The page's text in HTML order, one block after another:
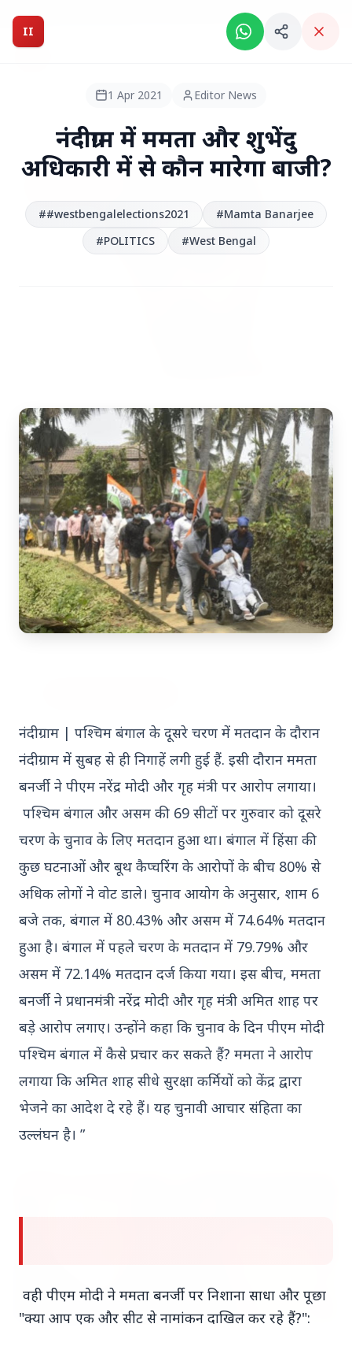
Breaking News: Intelligent India Magazine is now live.
II
HEADLINES
7 Jun 2026
अंशुल कुंचा कौन थे? अमेरिका में
'फर्जी' पिज्जा ऑर्डर डिलीवर करते हुए
भारतीय युवक की गोली मारकर हत्या,
परिवार का आरोप - "ट्रैप था"
अमेरिका में 'फर्जी' पिज्जा ऑर्डर डिलीवर करते हुए
भारतीय युवक की गोली मारकर हत्या, परिवार का
आरोप - "ट्रैप था" एक चौंकान...
Top Stories
TOP STORIES
7 Jun 2026
गोंद कतिरा वेलनेस ड्रिंक — पेट की सेहत के लिए रात भर का
उपाय जिसका आपका पेट इंतजार कर रहा था
II
1 Apr 2021 Editor News
नंदीग्राम में ममता और शुभेंदु
अधिकारी में से कौन मारेगा बाजी?
##westbengalelections2021
#Mamta Banarjee
#POLITICS
#West Bengal
नंदीग्राम | पश्चिम बंगाल के दूसरे चरण में मतदान के दौरान
नंदीग्राम में सुबह से ही निगाहें लगी हुई हैं. इसी दौरान ममता
बनर्जी ने पीएम नरेंद्र मोदी और गृह मंत्री पर आरोप लगाया।
पश्चिम बंगाल और असम की 69 सीटों पर गुरुवार को दूसरे
चरण के चुनाव के लिए मतदान हुआ था। बंगाल में हिंसा की
कुछ घटनाओं और बूथ कैप्चरिंग के आरोपों के बीच 80% से
अधिक लोगों ने वोट डाले। चुनाव आयोग के अनुसार, शाम 6
बजे तक, बंगाल में 80.43% और असम में 74.64% मतदान
हुआ है। बंगाल में पहले चरण के मतदान में 79.79% और
असम में 72.14% मतदान दर्ज किया गया। इस बीच, ममता
बनर्जी ने प्रधानमंत्री नरेंद्र मोदी और गृह मंत्री अमित शाह पर
बड़े आरोप लगाए। उन्होंने कहा कि चुनाव के दिन पीएम मोदी
पश्चिम बंगाल में कैसे प्रचार कर सकते हैं? ममता ने आरोप
लगाया कि अमित शाह सीधे सुरक्षा कर्मियों को केंद्र द्वारा
भेजने का आदेश दे रहे हैं। यह चुनावी आचार संहिता का
उल्लंघन है। ”
वही पीएम मोदी ने ममता बनर्जी पर निशाना साधा और पूछा
"क्या आप एक और सीट से नामांकन दाखिल कर रहे हैं?":